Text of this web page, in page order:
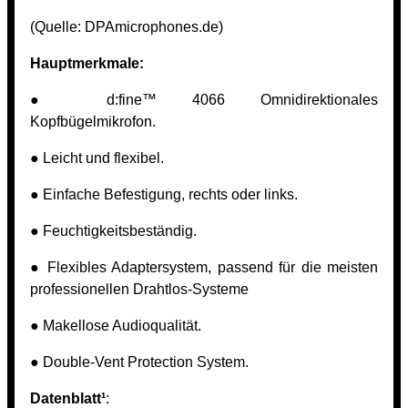
(Quelle: DPAmicrophones.de)
Hauptmerkmale:
● d:fine™ 4066 Omnidirektionales
Kopfbügelmikrofon.
● Leicht und flexibel.
● Einfache Befestigung, rechts oder links.
● Feuchtigkeitsbeständig.
● Flexibles Adaptersystem, passend für die meisten
professionellen Drahtlos-Systeme
● Makellose Audioqualität.
● Double-Vent Protection System.
Datenblatt¹: